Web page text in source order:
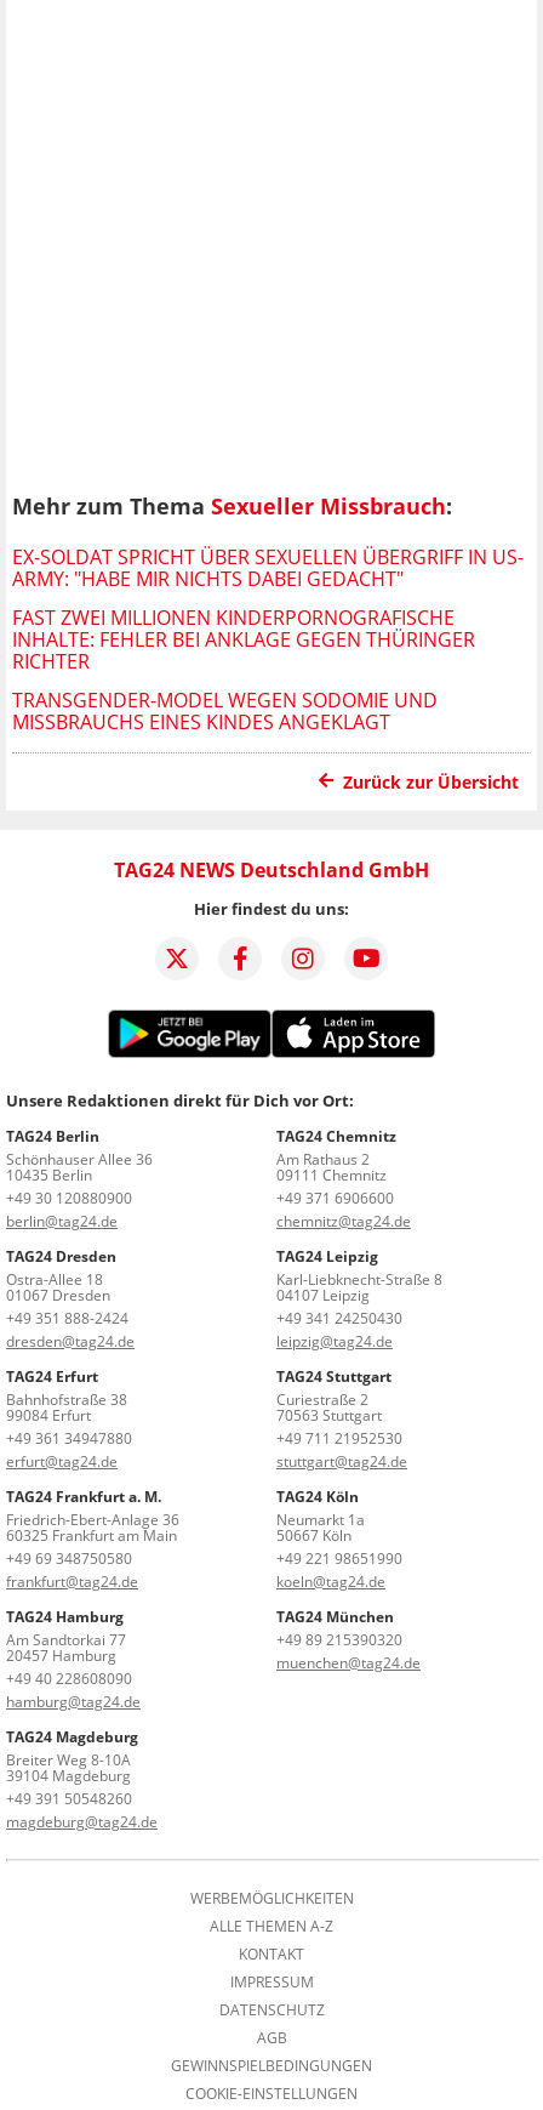
Mehr zum Thema Sexueller Missbrauch:
EX-SOLDAT SPRICHT ÜBER SEXUELLEN ÜBERGRIFF IN US-
ARMY: "HABE MIR NICHTS DABEI GEDACHT"
FAST ZWEI MILLIONEN KINDERPORNOGRAFISCHE
INHALTE: FEHLER BEI ANKLAGE GEGEN THÜRINGER
RICHTER
TRANSGENDER-MODEL WEGEN SODOMIE UND
MISSBRAUCHS EINES KINDES ANGEKLAGT
Zurück zur Übersicht
TAG24 NEWS Deutschland GmbH
Hier findest du uns:
Unsere Redaktionen direkt für Dich vor Ort:
TAG24 Berlin
Schönhauser Allee 36
10435 Berlin
+49 30 120880900
berlin@tag24.de
TAG24 Chemnitz
Am Rathaus 2
09111 Chemnitz
+49 371 6906600
chemnitz@tag24.de
TAG24 Dresden
Ostra-Allee 18
01067 Dresden
+49 351 888-2424
dresden@tag24.de
TAG24 Leipzig
Karl-Liebknecht-Straße 8
04107 Leipzig
+49 341 24250430
leipzig@tag24.de
TAG24 Erfurt
Bahnhofstraße 38
99084 Erfurt
+49 361 34947880
erfurt@tag24.de
TAG24 Stuttgart
Curiestraße 2
70563 Stuttgart
+49 711 21952530
stuttgart@tag24.de
TAG24 Frankfurt a. M.
Friedrich-Ebert-Anlage 36
60325 Frankfurt am Main
+49 69 348750580
frankfurt@tag24.de
TAG24 Köln
Neumarkt 1a
50667 Köln
+49 221 98651990
koeln@tag24.de
TAG24 Hamburg
Am Sandtorkai 77
20457 Hamburg
+49 40 228608090
hamburg@tag24.de
TAG24 München
+49 89 215390320
muenchen@tag24.de
TAG24 Magdeburg
Breiter Weg 8-10A
39104 Magdeburg
+49 391 50548260
magdeburg@tag24.de
WERBEMÖGLICHKEITEN
ALLE THEMEN A-Z
KONTAKT
IMPRESSUM
DATENSCHUTZ
AGB
GEWINNSPIELBEDINGUNGEN
COOKIE-EINSTELLUNGEN